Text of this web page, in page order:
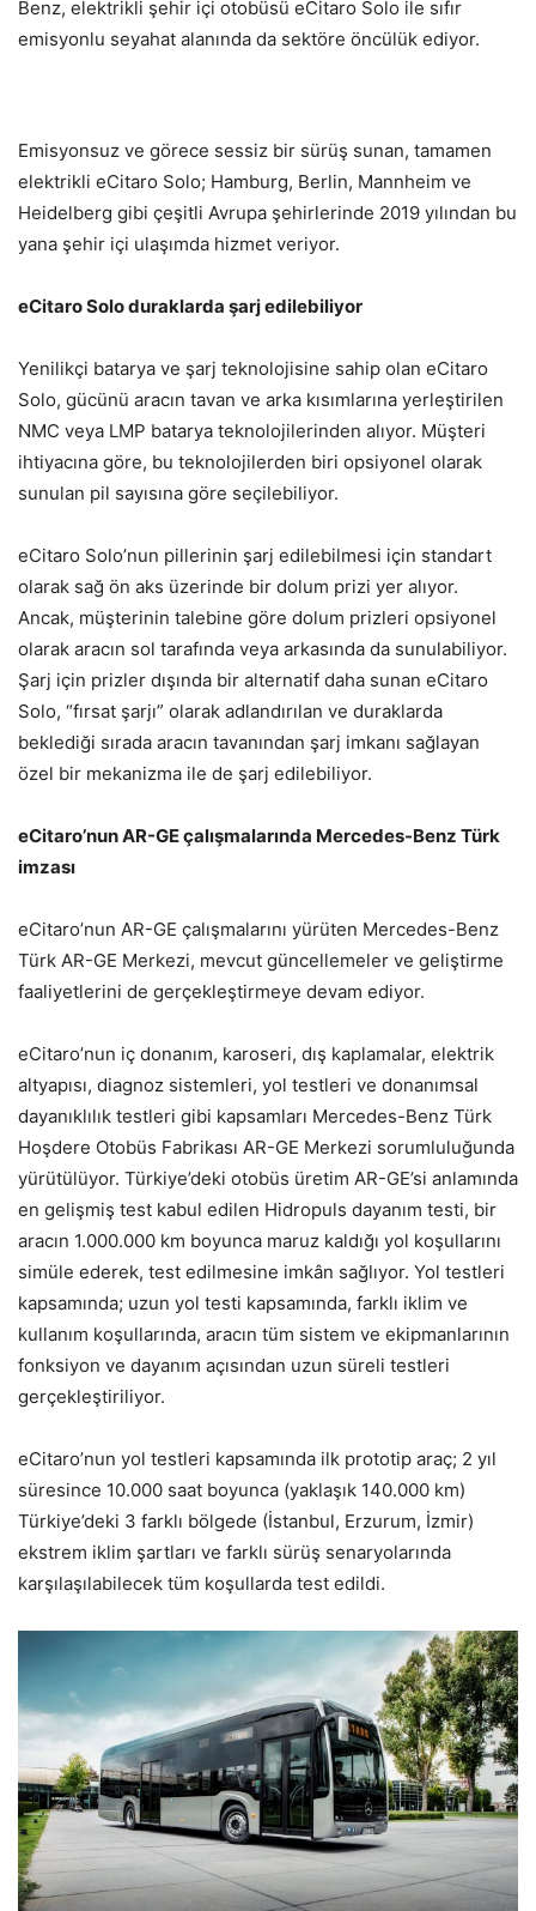
Benz, elektrikli şehir içi otobüsü eCitaro Solo ile sıfır
emisyonlu seyahat alanında da sektöre öncülük ediyor.
Emisyonsuz ve görece sessiz bir sürüş sunan, tamamen
elektrikli eCitaro Solo; Hamburg, Berlin, Mannheim ve
Heidelberg gibi çeşitli Avrupa şehirlerinde 2019 yılından bu
yana şehir içi ulaşımda hizmet veriyor.
eCitaro Solo duraklarda şarj edilebiliyor
Yenilikçi batarya ve şarj teknolojisine sahip olan eCitaro
Solo, gücünü aracın tavan ve arka kısımlarına yerleştirilen
NMC veya LMP batarya teknolojilerinden alıyor. Müşteri
ihtiyacına göre, bu teknolojilerden biri opsiyonel olarak
sunulan pil sayısına göre seçilebiliyor.
eCitaro Solo’nun pillerinin şarj edilebilmesi için standart
olarak sağ ön aks üzerinde bir dolum prizi yer alıyor.
Ancak, müşterinin talebine göre dolum prizleri opsiyonel
olarak aracın sol tarafında veya arkasında da sunulabiliyor.
Şarj için prizler dışında bir alternatif daha sunan eCitaro
Solo, “fırsat şarjı” olarak adlandırılan ve duraklarda
beklediği sırada aracın tavanından şarj imkanı sağlayan
özel bir mekanizma ile de şarj edilebiliyor.
eCitaro’nun AR-GE çalışmalarında Mercedes-Benz Türk
imzası
eCitaro’nun AR-GE çalışmalarını yürüten Mercedes-Benz
Türk AR-GE Merkezi, mevcut güncellemeler ve geliştirme
faaliyetlerini de gerçekleştirmeye devam ediyor.
eCitaro’nun iç donanım, karoseri, dış kaplamalar, elektrik
altyapısı, diagnoz sistemleri, yol testleri ve donanımsal
dayanıklılık testleri gibi kapsamları Mercedes-Benz Türk
Hoşdere Otobüs Fabrikası AR-GE Merkezi sorumluluğunda
yürütülüyor. Türkiye’deki otobüs üretim AR-GE’si anlamında
en gelişmiş test kabul edilen Hidropuls dayanım testi, bir
aracın 1.000.000 km boyunca maruz kaldığı yol koşullarını
simüle ederek, test edilmesine imkân sağlıyor. Yol testleri
kapsamında; uzun yol testi kapsamında, farklı iklim ve
kullanım koşullarında, aracın tüm sistem ve ekipmanlarının
fonksiyon ve dayanım açısından uzun süreli testleri
gerçekleştiriliyor.
eCitaro’nun yol testleri kapsamında ilk prototip araç; 2 yıl
süresince 10.000 saat boyunca (yaklaşık 140.000 km)
Türkiye’deki 3 farklı bölgede (İstanbul, Erzurum, İzmir)
ekstrem iklim şartları ve farklı sürüş senaryolarında
karşılaşılabilecek tüm koşullarda test edildi.